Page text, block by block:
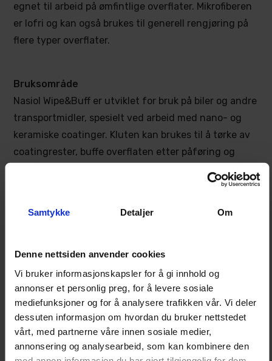
Samtykke Detaljer Om
Denne nettsiden anvender cookies
Vi bruker informasjonskapsler for å gi innhold og
annonser et personlig preg, for å levere sosiale
mediefunksjoner og for å analysere trafikken vår. Vi deler
dessuten informasjon om hvordan du bruker nettstedet
vårt, med partnerne våre innen sosiale medier,
annonsering og analysearbeid, som kan kombinere den
egnet til arbeid på ømfintlige overflater. Mikrofiberen
er lofri og kan også brukes til generell rengjøring på
flere typer overflater.
Bruksområde
Nasiol Wipe&Buff er utviklet for bruk på biler og andre
transportmidler, spesielt ved arbeid med nano- og
keramiske coatinger. Kluten kan brukes til å tørke av
coatingrester, buffe overflaten etter påføring og
Den passer godt til lakk, glass, plastdetaljer og andre
merker.
Kluten har en myk mikrofiberstruktur som gjør den
skånsom mot behandlet lakk. Den kantløse
utformingen reduserer risikoen for merker fra
sømmer eller harde kanter under bruk.
Wipe&Buff kan vaskes og brukes flere ganger. For